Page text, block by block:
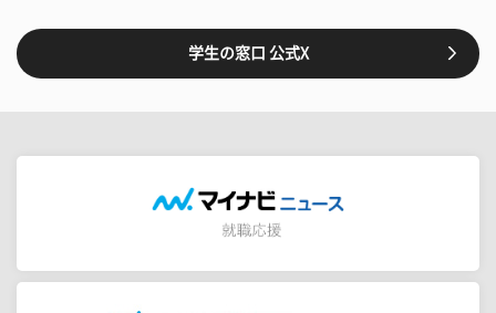
学生の窓口 公式X